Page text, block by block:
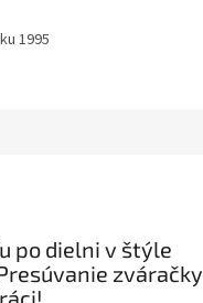
1995
po dielni v štýle
zváračky